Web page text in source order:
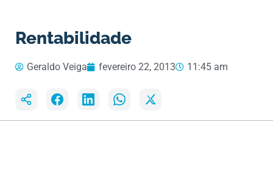
Rentabilidade
Geraldo Veiga fevereiro 22, 2013 11:45 am